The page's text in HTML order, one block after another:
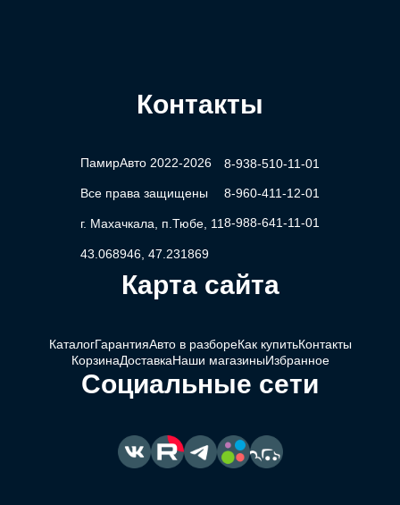
Контакты
ПамирАвто 2022-2026
Все права защищены
г. Махачкала, п.Тюбе, 11
43.068946, 47.231869
8-938-510-11-01
8-960-411-12-01
8-988-641-11-01
Карта сайта
КаталогГарантияАвто в разбореКак купитьКонтакты
КорзинаДоставкаНаши магазиныИзбранное
Социальные сети